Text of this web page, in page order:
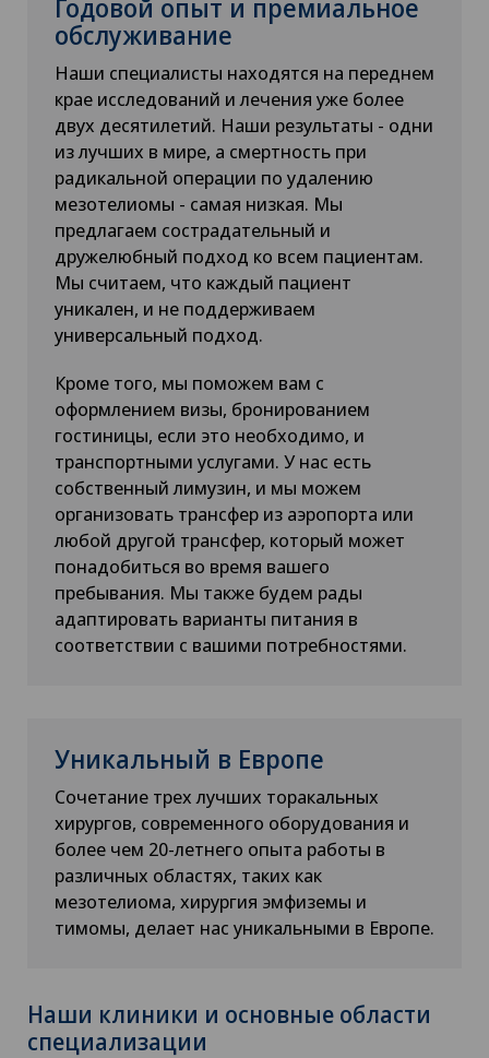
Годовой опыт и премиальное
обслуживание
Наши специалисты находятся на переднем
крае исследований и лечения уже более
двух десятилетий. Наши результаты - одни
из лучших в мире, а смертность при
радикальной операции по удалению
мезотелиомы - самая низкая. Мы
предлагаем сострадательный и
дружелюбный подход ко всем пациентам.
Мы считаем, что каждый пациент
уникален, и не поддерживаем
универсальный подход.
Кроме того, мы поможем вам с
оформлением визы, бронированием
гостиницы, если это необходимо, и
транспортными услугами. У нас есть
собственный лимузин, и мы можем
организовать трансфер из аэропорта или
любой другой трансфер, который может
понадобиться во время вашего
пребывания. Мы также будем рады
адаптировать варианты питания в
соответствии с вашими потребностями.
Уникальный в Европе
Сочетание трех лучших торакальных
хирургов, современного оборудования и
более чем 20-летнего опыта работы в
различных областях, таких как
мезотелиома, хирургия эмфиземы и
тимомы, делает нас уникальными в Европе.
Наши клиники и основные области
специализации